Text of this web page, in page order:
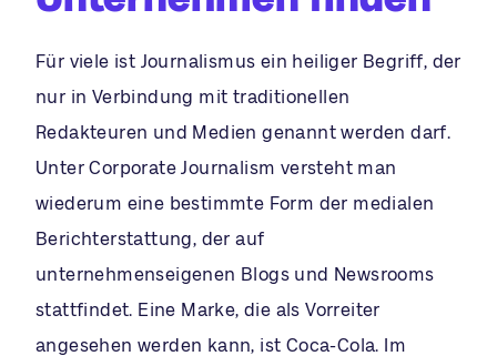
Für viele ist Journalismus ein heiliger Begriff, der
nur in Verbindung mit traditionellen
Redakteuren und Medien genannt werden darf.
Unter Corporate Journalism versteht man
wiederum eine bestimmte Form der medialen
Berichterstattung, der auf
unternehmenseigenen Blogs und Newsrooms
stattfindet. Eine Marke, die als Vorreiter
angesehen werden kann, ist Coca-Cola. Im